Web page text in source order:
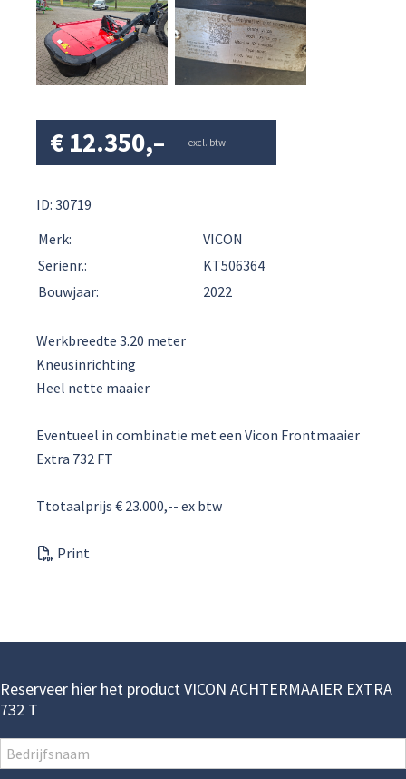
€ 12.350,– excl. btw
ID: 30719
Merk:
VICON
Serienr.:
KT506364
Bouwjaar:
2022
Werkbreedte 3.20 meter
Kneusinrichting
Heel nette maaier
Eventueel in combinatie met een Vicon Frontmaaier
Extra 732 FT
Ttotaalprijs € 23.000,-- ex btw
Print
Reserveer hier het product VICON ACHTERMAAIER EXTRA
732 T